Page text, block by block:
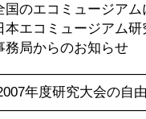
国のエコミュージア
本エコミュージアム
務局からのお知らせ
年度研究大会の自